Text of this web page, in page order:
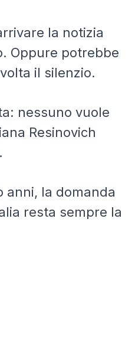
la notizia
Oppure potrebbe
il silenzio.
nessuno vuole
Resinovich
anni, la domanda
resta sempre la